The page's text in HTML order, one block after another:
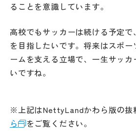
ることを意識しています。
高校でもサッカーは続ける予定で
を目指したいです。将来はスポ
ームを支える立場で、一生サッ
いですね。
※上記はNettyLandかわら版の抜
ら
をご覧ください。